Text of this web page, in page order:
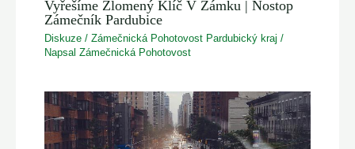
Vyřešíme Zlomený Klíč V Zámku | Nostop
Zámečník Pardubice
Diskuze /Zámečnická Pohotovost Pardubický kraj /
NapsalZámečnická Pohotovost